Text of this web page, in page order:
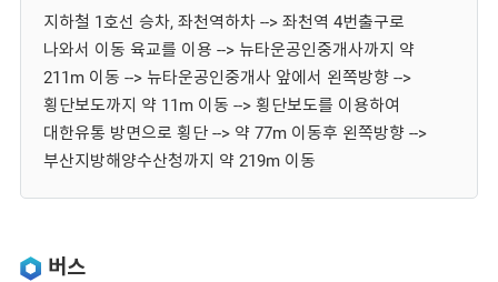
지하철 1호선 승차, 좌천역하차 --> 좌천역 4번출구로
나와서 이동 육교를 이용 --> 뉴타운공인중개사까지 약
211m 이동 --> 뉴타운공인중개사 앞에서 왼쪽방향 -->
횡단보도까지 약 11m 이동 --> 횡단보도를 이용하여
대한유통 방면으로 횡단 --> 약 77m 이동후 왼쪽방향 -->
부산지방해양수산청까지 약 219m 이동
버스